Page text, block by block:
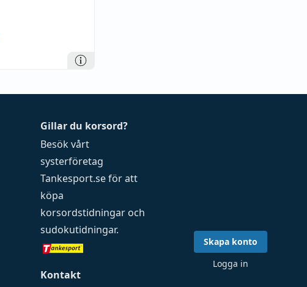
Gillar du korsord?
Besök vårt
systerföretag
Tankesport.seför att
köpa
korsordstidningar och
sudokutidningar.
Kontakt
Skapa konto
Logga in